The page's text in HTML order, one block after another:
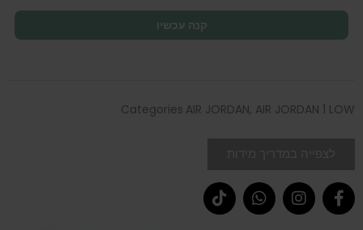
קנה עכשיו
Categories AIR JORDAN, AIR JORDAN 1 LOW